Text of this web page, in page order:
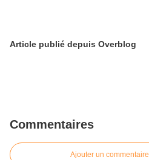
Article publié depuis Overblog
Commentaires
Ajouter un commentaire